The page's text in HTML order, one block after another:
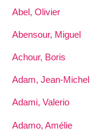
Abel, Olivier
Abensour, Miguel
Achour, Boris
Adam, Jean-Michel
Adami, Valerio
Adamo, Amélie